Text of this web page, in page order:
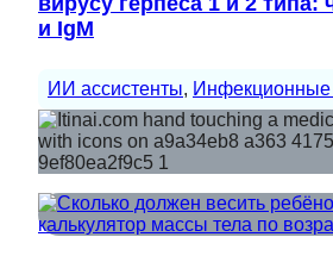
и IgM
ИИ ассистенты, Инфекционные